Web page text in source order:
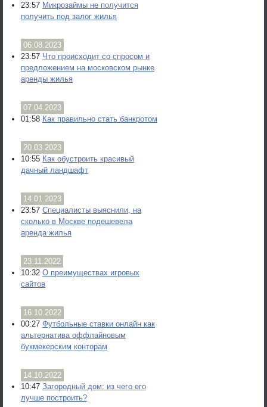
23:57 Микрозаймы не получится
получить под залог жилья
06.08.2023
23:57 Что происходит со спросом и
предложением на московском рынке
аренды жилья
07.04.2023
01:58 Как правильно стать банкротом
20.03.2023
10:55 Как обустроить красивый
дачный ландшафт
14.01.2023
23:57 Специалисты выяснили, на
сколько в Москве подешевела
аренда жилья
23.11.2022
10:32 О преимуществах игровых
сайтов
16.10.2022
00:27 Футбольные ставки онлайн как
альтернатива оффлайновым
букмекерским конторам
14.10.2022
10:47 Загородный дом: из чего его
лучше построить?